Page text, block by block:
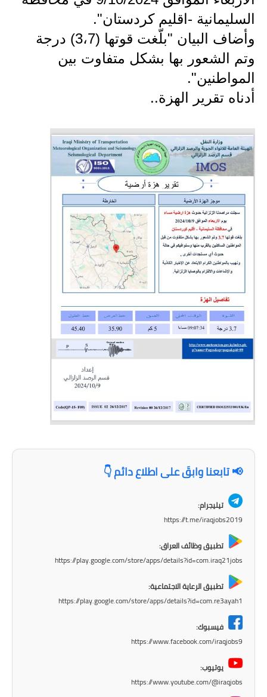
نتائج الامتحانات
المرحلة الابتدائية
اسئلة وزارية
المرحلة الابتدائية
المرحلة المتوسطة
المرحلة الاعدادية
مرشحات
المرحلة الابتدائية
المرحلة الاعدادية
كتب مدرسية
المرحلة الابتدائية
المرحلة المتوسطة
ملازم دراسية
المرحلة الابتدائية
السليمانية -اقليم كردستان".
وأضاف البيان "بلّغت قوتها (3،7) درجة
وتم الشعور بها بشكل متفاوت بين
المواطنين".
أدناه تقرير الهزة..
📢 تابعنا وابقَ على اطلاع دائم 👇
تيليجرام:
https://t.me/iraqjobs2019
تطبيق وظائف العراق:
https://play.google.com/store/apps/details?id=com.iraq21jobs
تطبيق الرعاية الاجتماعية:
https://play.google.com/store/apps/details?id=com.re3ayah1
فيسبوك:
https://www.facebook.com/iraqjobs9
يوتيوب:
https://www.youtube.com/@iraqjobs